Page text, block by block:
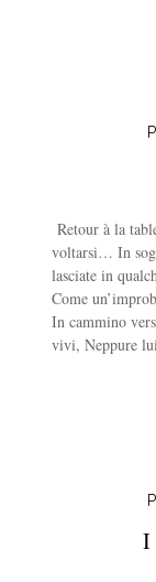
Retour à la
voltarsi… In
lasciate in
Come
In cammino
vivi, Neppure
I